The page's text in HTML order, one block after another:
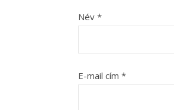
Név *
E-mail cím *